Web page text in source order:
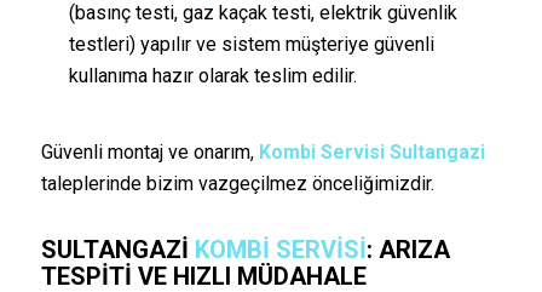
(basınç testi, gaz kaçak testi, elektrik güvenlik
testleri) yapılır ve sistem müşteriye güvenli
kullanıma hazır olarak teslim edilir.
Güvenli montaj ve onarım, Kombi Servisi Sultangazi
taleplerinde bizim vazgeçilmez önceliğimizdir.
SULTANGAZI KOMBI SERVISI: ARIZA
TESPITI VE HIZLI MÜDAHALE